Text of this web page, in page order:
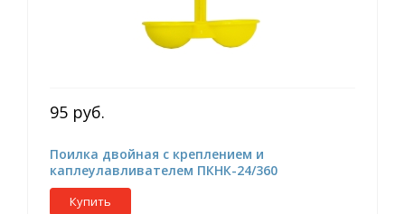
95 руб.
Поилка двойная с креплением и
каплеулавливателем ПКНК-24/360
Купить